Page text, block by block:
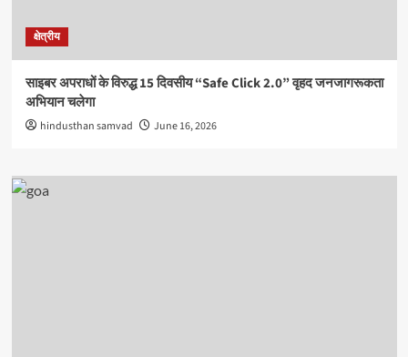
क्षेत्रीय
साइबर अपराधों के विरुद्ध 15 दिवसीय “Safe Click 2.0” वृहद जनजागरूकता
अभियान चलेगा
hindusthan samvad June 16, 2026